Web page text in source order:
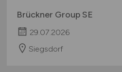
Brückner Group SE
29.07.2026
Siegsdorf